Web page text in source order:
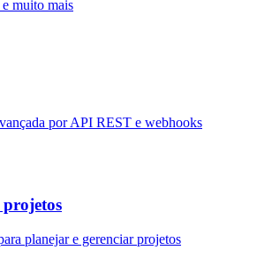
muito mais
por API REST e webhooks
projetos
planejar e gerenciar projetos